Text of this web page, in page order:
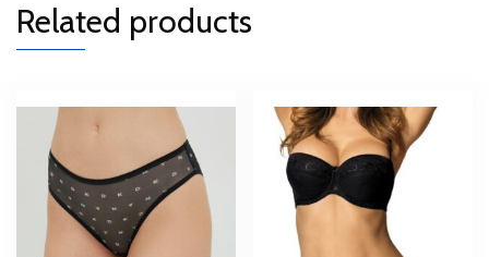
Related products